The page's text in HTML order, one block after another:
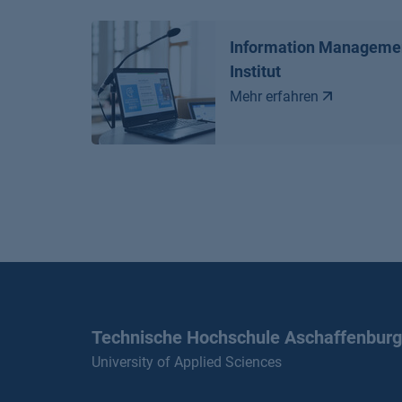
Information
Institut
Mehr erfahren
Technische Hochschule Aschaffenburg
University of Applied Sciences